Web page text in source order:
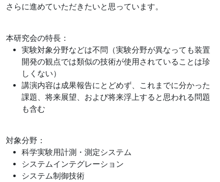
さらに進めていただきたいと思っています。
本研究会の特長：
実験対象分野などは不問（実験分野が異なっても装置
開発の観点では類似の技術が使用されていることは珍
しくない）
講演内容は成果報告にとどめず、これまでに分かった
課題、将来展望、および将来浮上すると思われる問題
も含む
対象分野：
科学実験用計測・測定システム
システムインテグレーション
システム制御技術